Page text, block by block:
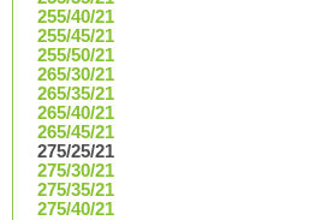
255/40/21
255/45/21
255/50/21
265/30/21
265/35/21
265/40/21
265/45/21
275/25/21
275/30/21
275/35/21
275/40/21